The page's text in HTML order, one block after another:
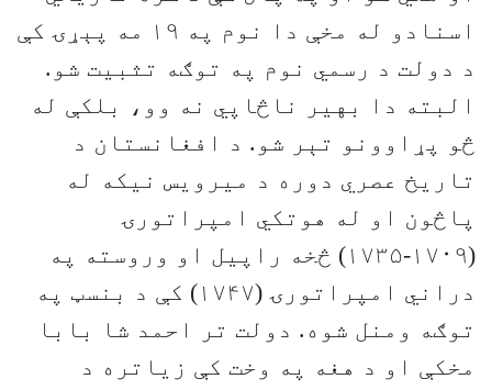
اسنادو له مخې دا نوم په ۱۹ مه پېړۍ کې
د دولت د رسمي نوم په توګه تثبیت شو.
البته دا بهیر ناڅاپي نه وو، بلکې له
څو پړاوونو تېر شو. د افغانستان د
تاریخ عصري دوره د میرویس نیکه له
پاڅون او له هوتکي امپراتورۍ
(۱۷۰۹-۱۷۳۵) څخه راپیل او وروسته په
دراني امپراتورۍ (۱۷۴۷) کې د بنسټ په
توګه ومنل شوه. دولت تر احمد شا بابا
مخکې او د هغه په وخت کې زیاتره د